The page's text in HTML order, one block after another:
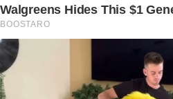
Walgreens Hides This $1
BOOSTARO